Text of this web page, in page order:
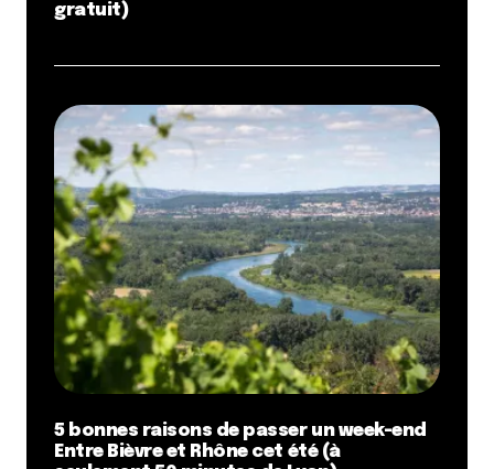
gratuit)
5 bonnes raisons de passer un week-end
Entre Bièvre et Rhône cet été (à